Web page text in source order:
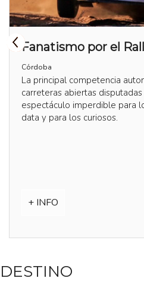
Fanatismo por el
Córdoba
La principal competencia
carreteras abiertas
espectáculo imperdible para
data y para los curiosos.
+ INFO
DESTINO